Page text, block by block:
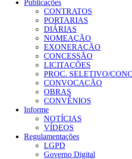
Publicações
CONTRATOS
PORTARIAS
DIÁRIAS
NOMEAÇÃO
EXONERAÇÃO
CONCESSÃO
LICITAÇÕES
PROC. SELETIVO/
CONVOCAÇÃO
OBRAS
CONVÊNIOS
Informe
NOTÍCIAS
VÍDEOS
Regulamentações
LGPD
Governo Digital